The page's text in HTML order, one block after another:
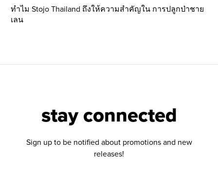
ทำไม Stojo Thailand ถึงให้ความสำคัญใน การปลูกป่าชาย
เลน
stay connected
Sign up to be notified about promotions and new
releases!